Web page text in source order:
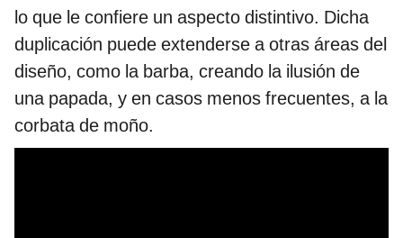
lo que le confiere un aspecto distintivo. Dicha
duplicación puede extenderse a otras áreas del
diseño, como la barba, creando la ilusión de
una papada, y en casos menos frecuentes, a la
corbata de moño.